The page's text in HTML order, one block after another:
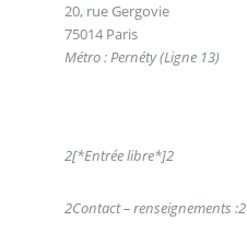
20, rue Gergovie
75014 Paris
Métro : Pernéty (Ligne 13)
2[*Entrée libre*]2
2Contact – renseignements :2